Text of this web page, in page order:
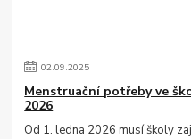
02.09.2025
Menstruační potřeby ve
2026
Od 1. ledna 2026 musí školy